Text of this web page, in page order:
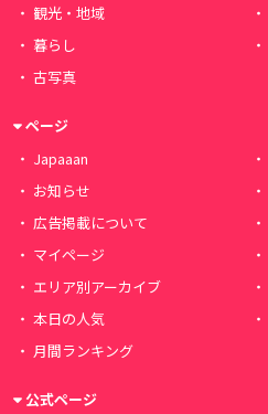
観光・地域
暮らし
古写真
ページ
Japaaan
お知らせ
広告掲載について
マイページ
エリア別アーカイブ
本日の人気
月間ランキング
公式ページ